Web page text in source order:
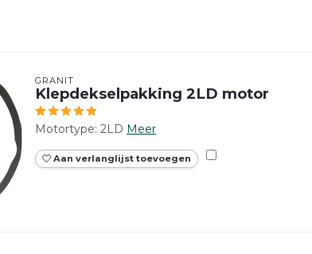
GRANIT
Klepdekselpakking 2LD motor
Motortype: 2LD Meer
Aan verlanglijst toevoegen